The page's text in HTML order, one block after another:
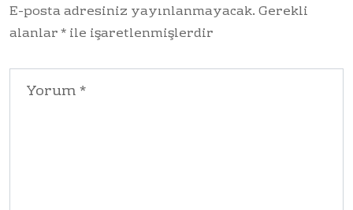
E-posta adresiniz yayınlanmayacak.Gerekli
alanlar*ile işaretlenmişlerdir